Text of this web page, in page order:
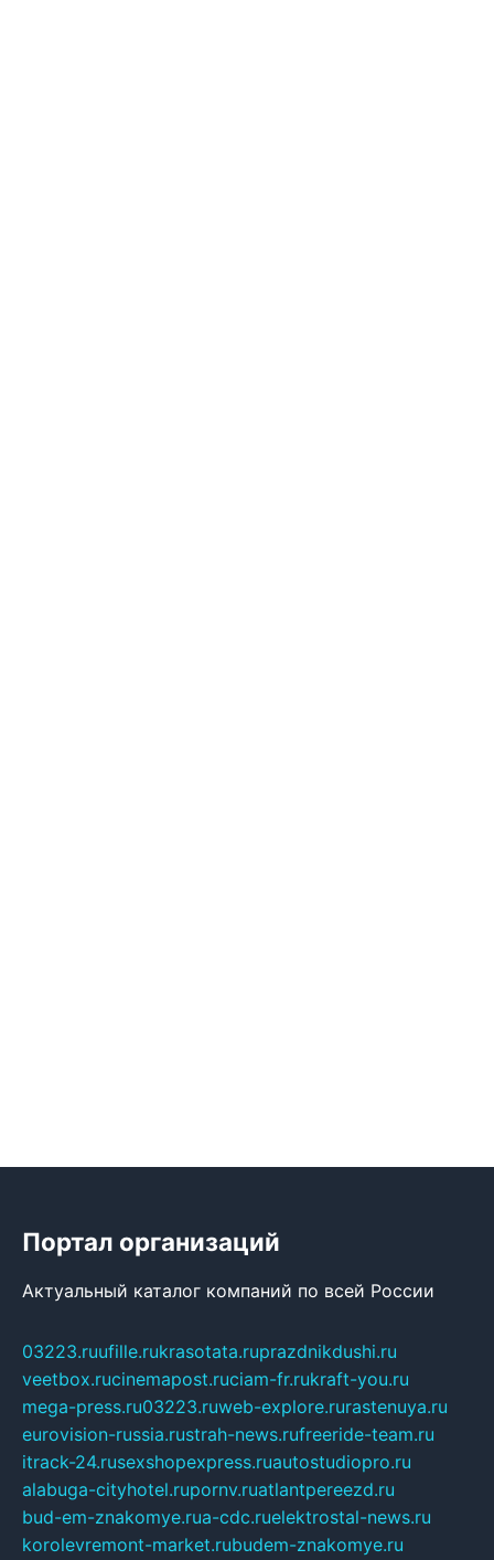
Портал организаций
Актуальный каталог компаний по всей России
03223.ruufille.rukrasotata.ruprazdnikdushi.ru
veetbox.rucinemapost.ruciam-fr.rukraft-you.ru
mega-press.ru03223.ruweb-explore.rurastenuya.ru
eurovision-russia.rustrah-news.rufreeride-team.ru
itrack-24.rusexshopexpress.ruautostudiopro.ru
alabuga-cityhotel.rupornv.ruatlantpereezd.ru
bud-em-znakomye.rua-cdc.ruelektrostal-news.ru
korolevremont-market.rubudem-znakomye.ru